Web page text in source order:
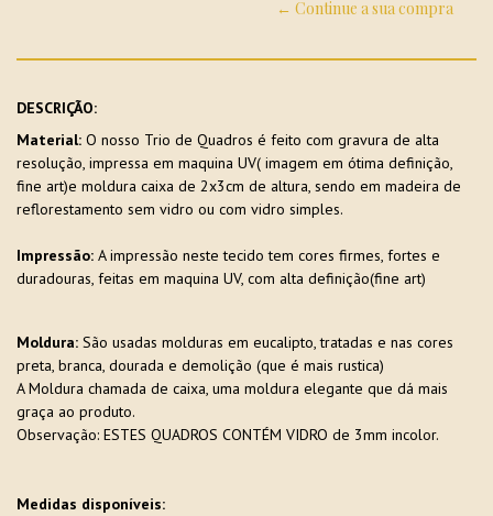
← Continue a sua compra
DESCRIÇÃO:
Material: O nosso Trio de Quadros é feito com gravura de alta
resolução, impressa em maquina UV( imagem em ótima definição,
fine art)e moldura caixa de 2x3cm de altura, sendo em madeira de
reflorestamento sem vidro ou com vidro simples.
Impressão: A impressão neste tecido tem cores firmes, fortes e
duradouras, feitas em maquina UV, com alta definição(fine art)
Moldura: São usadas molduras em eucalipto, tratadas e nas cores
preta, branca, dourada e demolição (que é mais rustica)
A Moldura chamada de caixa, uma moldura elegante que dá mais
graça ao produto.
Observação: ESTES QUADROS CONTÉM VIDRO de 3mm incolor.
Medidas disponíveis: